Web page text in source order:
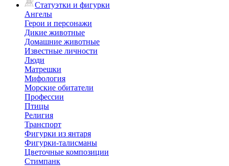
Статуэтки и фигурки
Ангелы
Герои и персонажи
Дикие животные
Домашние животные
Известные личности
Люди
Матрешки
Мифология
Морские обитатели
Профессии
Птицы
Религия
Транспорт
Фигурки из янтаря
Фигурки-талисманы
Цветочные композиции
Стимпанк